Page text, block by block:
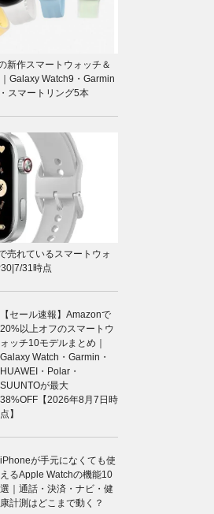
新作スマートウォッチ＆
Galaxy Watch9・Garmin
スマートリング5本
売れているスマートウォ
31時点
【セール速報】Amazonで
20%以上オフのスマートウ
ォッチ10モデルまとめ｜
Galaxy Watch・Garmin・
HUAWEI・Polar・
SUUNTOが最大
38%OFF【2026年8月7日時
点】
iPhoneが手元になくても使
えるApple Watchの機能10
選｜通話・決済・ナビ・健
康計測はどこまで動く？